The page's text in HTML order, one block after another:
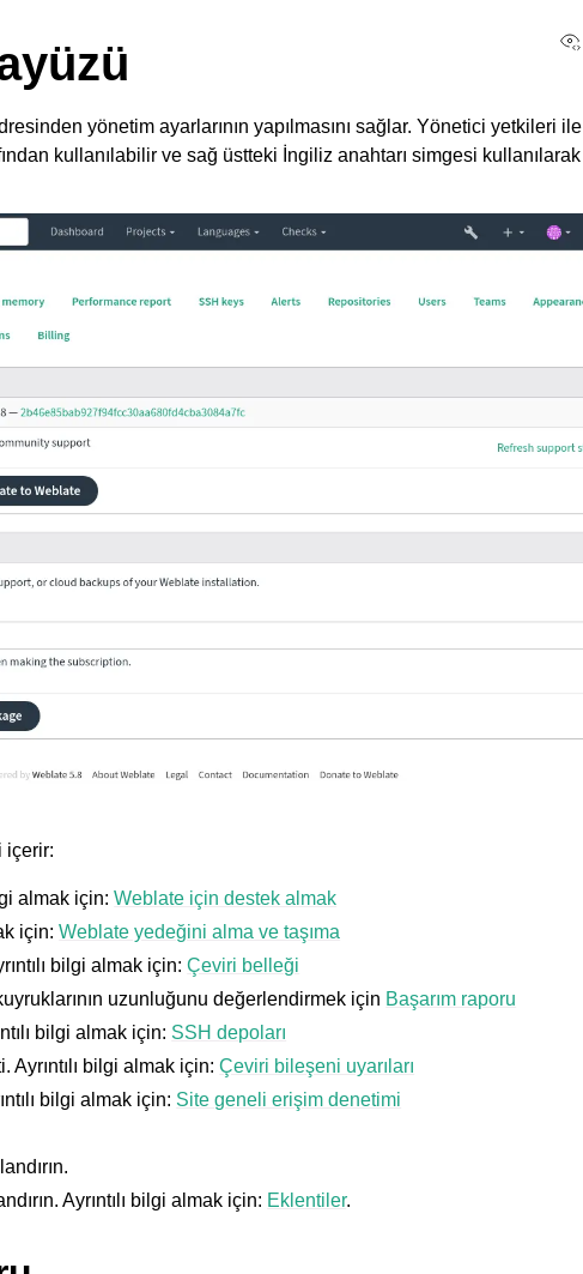
yönetim ayarlarının yapılmasını sağlar. Yönetici yetkileri ile
kullanılabilir ve sağ üstteki İngiliz anahtarı simgesi kullanılarak
içerir:
almak için:Weblate için destek almak
için:Weblate yedeğini alma ve taşıma
bilgi almak için:Çeviri belleği
uzunluğunu değerlendirmek için Başarım raporu
bilgi almak için: SSH depoları
Ayrıntılı bilgi almak için:Çeviri bileşeni uyarıları
bilgi almak için: Site geneli erişim denetimi
Ayrıntılı bilgi almak için: Eklentiler.